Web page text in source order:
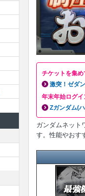
チケットを集め
激突！ゼダ
年末年始ログ
Zガンダム(
ガンダムネット
す。性能やおす